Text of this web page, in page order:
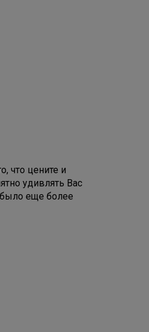
что цените и
удивлять Вас
еще более